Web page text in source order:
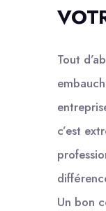
Tout
c’est
Un bon